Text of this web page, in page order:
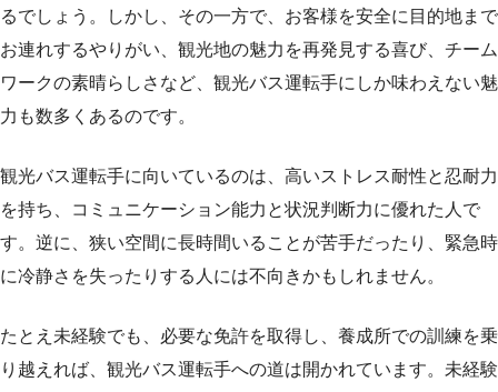
るでしょう。しかし、その一方で、お客様を安全に目的地まで
お連れするやりがい、観光地の魅力を再発見する喜び、チーム
ワークの素晴らしさなど、観光バス運転手にしか味わえない魅
力も数多くあるのです。
観光バス運転手に向いているのは、高いストレス耐性と忍耐力
を持ち、コミュニケーション能力と状況判断力に優れた人で
す。逆に、狭い空間に長時間いることが苦手だったり、緊急時
に冷静さを失ったりする人には不向きかもしれません。
たとえ未経験でも、必要な免許を取得し、養成所での訓練を乗
り越えれば、観光バス運転手への道は開かれています。未経験